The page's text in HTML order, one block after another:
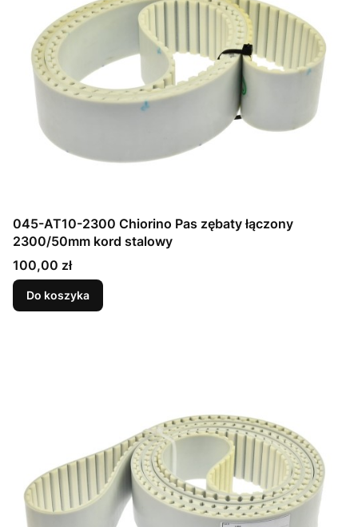
045-AT10-2300 Chiorino Pas zębaty łączony
2300/50mm kord stalowy
Cena
100,00 zł
Do koszyka